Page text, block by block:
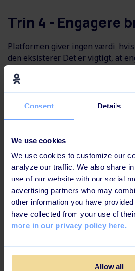
Consent Details
We use cookies
We use cookies to customize our
analyze our traffic. We also share
use of our website with our social
advertising partners who may
other information you have
have collected from your use of
more in our privacy policy here.
Allow all
Trin 4 - Engagere
Platformen giver ingen værdi,
den eksisterer. Det er vigtigt, at
nøglen til succes med Learning
laver en workshop sammen, så
med ombord.
yse
Markedføring
til målgruppen
At skabe en
læringsstrategi
iteter
forbundet med